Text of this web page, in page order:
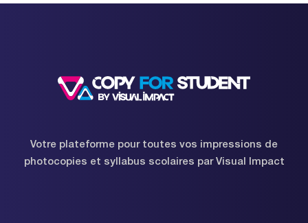
Votre plateforme pour toutes vos impressions de
photocopies et syllabus scolaires par Visual Impact